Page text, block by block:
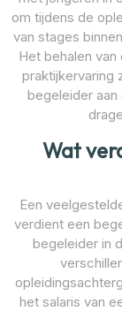
om tijdens de
van stages
Het behalen
praktijkervaring
begeleider
Wat
Een
verdient een
begeleider in
het salaris van